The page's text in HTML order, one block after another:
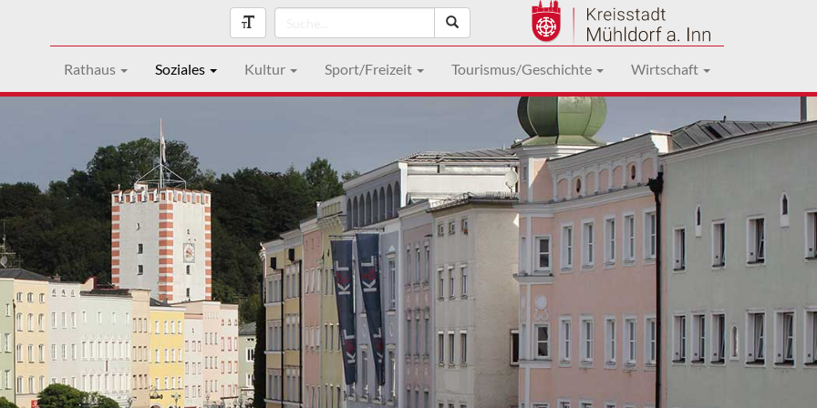
Rathaus Soziales Kultur Sport/Freizeit Tourismus/Geschichte Wirtschaft